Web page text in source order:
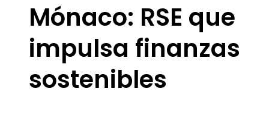
Mónaco: RSE que
impulsa finanzas
sostenibles